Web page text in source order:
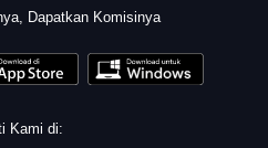
Dapatkan Komisinya
Kami di: